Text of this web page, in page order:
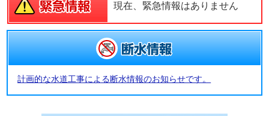
現在、緊急情報はありません
計画的な水道工事による断水情報のお知らせです。